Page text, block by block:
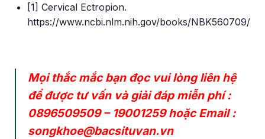
[1] Cervical Ectropion.
https://www.ncbi.nlm.nih.gov/books/NBK560709/
Mọi thắc mắc bạn đọc vui lòng liên hệ
để được tư vấn và giải đáp miễn phí :
0896509509– 19001259hoặc Email :
songkhoe@bacsituvan.vn